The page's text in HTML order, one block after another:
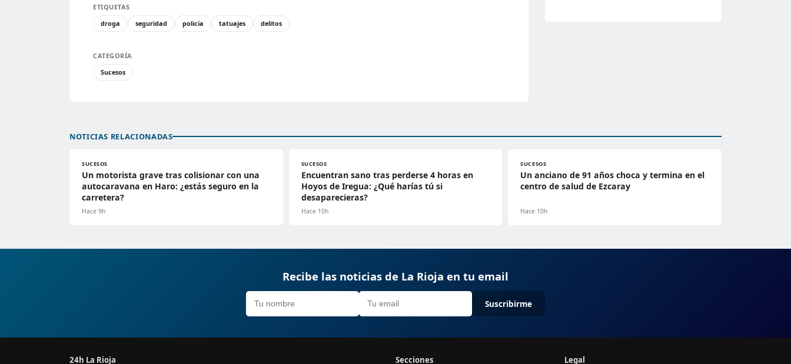
ETIQUETAS
droga
seguridad policía tatuajes delitos
CATEGORÍA
Sucesos
NOTICIAS RELACIONADAS
SUCESOS
Un motorista grave tras colisionar con una
autocaravana en Haro: ¿estás seguro en la
carretera?
Hace 9h
SUCESOS
Encuentran sano tras perderse 4 horas en
Hoyos de Iregua: ¿Qué harías tú si
desaparecieras?
Hace 10h
SUCESOS
Un anciano de 91 años choca y termina en el
centro de salud de Ezcaray
Hace 10h
Recibe las noticias de La Rioja en tu email
Suscribirme
24h La Rioja Secciones Legal